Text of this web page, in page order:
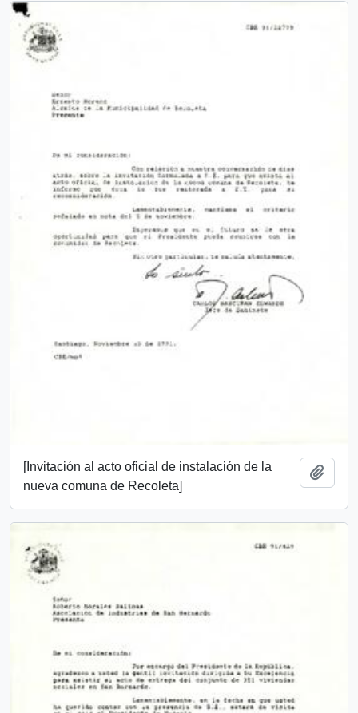
[Invitación al acto oficial de instalación de la
nueva comuna de Recoleta]